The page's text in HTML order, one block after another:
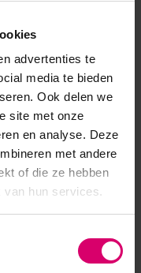
advertenties te
media te bieden
Ook delen we
site met onze
en analyse. Deze
met andere
of die ze hebben
van hun services.